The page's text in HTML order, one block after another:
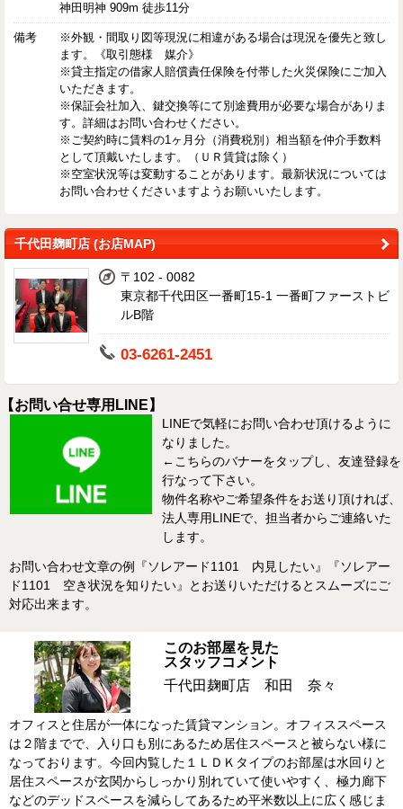
神田明神 909m 徒歩11分
備考
※外観・間取り図等現況に相違がある場合は現況を優先と致し
ます。《取引態様 媒介》
※貸主指定の借家人賠償責任保険を付帯した火災保険にご加入
いただきます。
※保証会社加入、鍵交換等にて別途費用が必要な場合がありま
す。詳細はお問い合わせください。
※ご契約時に賃料の1ヶ月分（消費税別）相当額を仲介手数料
として頂戴いたします。（ＵＲ賃貸は除く）
※空室状況等は変動することがあります。最新状況については
お問い合わせくださいますようお願いいたします。
千代田麹町店 (お店MAP)
〒102 - 0082
東京都千代田区一番町15-1 一番町ファーストビ
ルB階
03-6261-2451
【お問い合せ専用LINE】
LINEで気軽にお問い合わせ頂けるように
なりました。
←こちらのバナーをタップし、友達登録を
行なって下さい。
物件名称やご希望条件をお送り頂ければ、
法人専用LINEで、担当者からご連絡いた
します。
お問い合わせ文章の例『ソレアード1101 内見したい』『ソレアー
ド1101 空き状況を知りたい』とお送りいただけるとスムーズにご
対応出来ます。
このお部屋を見た
スタッフコメント
千代田麹町店 和田 奈々
オフィスと住居が一体になった賃貸マンション。オフィススペース
は２階までで、入り口も別にあるため居住スペースと被らない様に
なっております。今回内覧した１ＬＤＫタイプのお部屋は水回りと
居住スペースが玄関からしっかり別れていて使いやすく、極力廊下
などのデッドスペースを減らしてあるため平米数以上に広く感じま